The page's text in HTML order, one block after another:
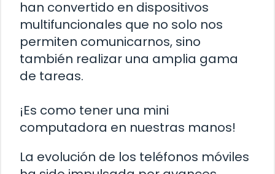
han convertido en dispositivos
multifuncionales que no solo nos
permiten comunicarnos, sino
también realizar una amplia gama
de tareas.
¡Es como tener una mini
computadora en nuestras manos!
La evolución de los teléfonos móviles